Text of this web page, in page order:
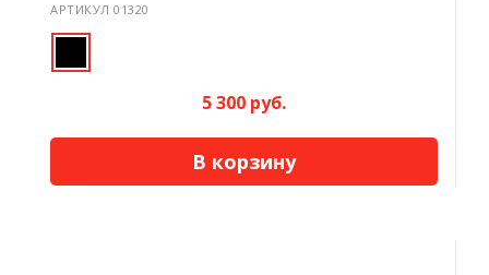
АРТИКУЛ 01320
5 300 руб.
В корзину